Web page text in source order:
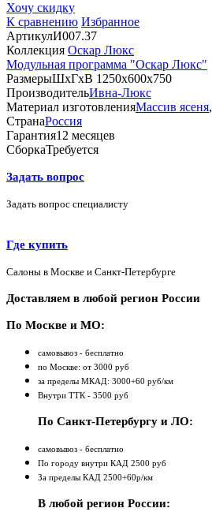
Хочу скидку
К сравнению Избранное
АртикулИ007.37
Коллекция Оскар Люкс
Модульная программа "Оскар Люкс"
РазмерыШхГхВ 1250х600х750
ПроизводительИвна-Люкс
Материал изготовленияМассив ясеня,
СтранаРоссия
Гарантия12 месяцев
СборкаТребуется
Задать вопрос
Задать вопрос специалисту
Где купить
Салоны в Москве и Санкт-Петербурге
Доставляем в любой регион России
По Москве и МО:
самовывоз - бесплатно
по Москве: от 3000 руб
за пределы МКАД: 3000+60 руб/км
Внутри ТТК - 3500 руб
По Санкт-Петербургу и ЛО:
самовывоз - бесплатно
По городу внутри КАД 2500 руб
За пределы КАД 2500+60р/км
В любой регион России: